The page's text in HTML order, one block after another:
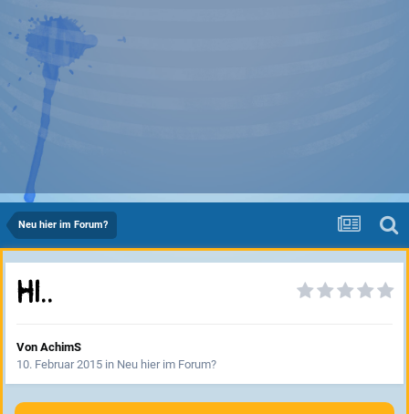
Neu hier im Forum?
Hi..
Von AchimS
10. Februar 2015 in Neu hier im Forum?